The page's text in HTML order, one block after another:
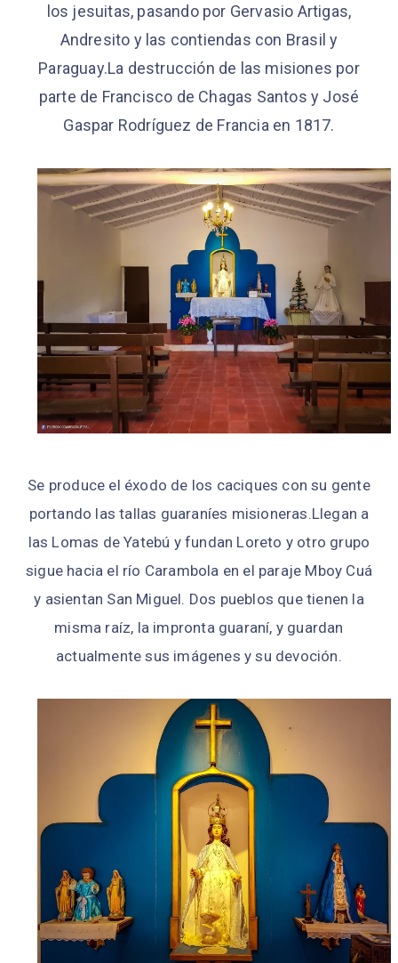
los jesuitas, pasando por Gervasio Artigas,
Andresito y las contiendas con Brasil y
Paraguay.La destrucción de las misiones por
parte de Francisco de Chagas Santos y José
Gaspar Rodríguez de Francia en 1817.
Se produce el éxodo de los caciques con su gente
portando las tallas guaraníes misioneras.Llegan a
las Lomas de Yatebú y fundan Loreto y otro grupo
sigue hacia el río Carambola en el paraje Mboy Cuá
y asientan San Miguel. Dos pueblos que tienen la
misma raíz, la impronta guaraní, y guardan
actualmente sus imágenes y su devoción.